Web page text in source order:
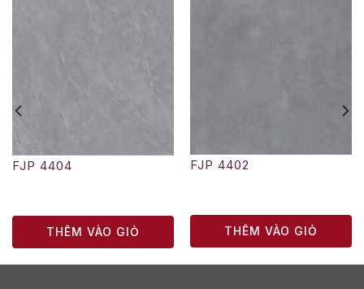
FJP 4404
THÊM VÀO GIỎ
FJP 4402
THÊM VÀO GIỎ